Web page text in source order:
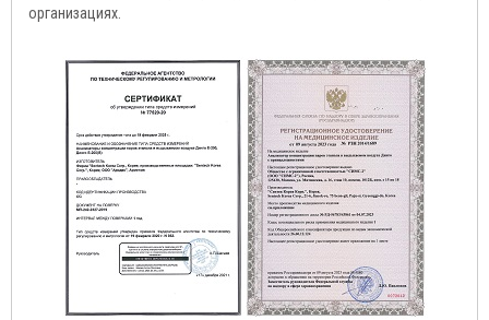
организациях.